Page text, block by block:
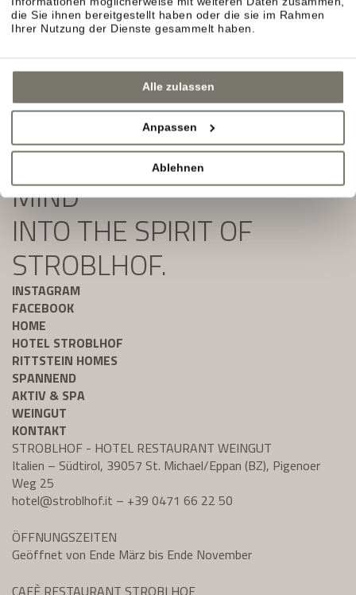
die Sie ihnen bereitgestellt haben oder die sie im Rahmen
Ihrer Nutzung der Dienste gesammelt haben.
Alle zulassen
Anpassen
Ablehnen
SLIP YOUR BODY AND
MIND
INTO THE SPIRIT OF
STROBLHOF.
INSTAGRAM
FACEBOOK
HOME
HOTEL STROBLHOF
RITTSTEIN HOMES
SPANNEND
AKTIV & SPA
WEINGUT
KONTAKT
STROBLHOF - HOTEL RESTAURANT WEINGUT
Italien – Südtirol, 39057 St. Michael/Eppan (BZ), Pigenoer
Weg 25
hotel@stroblhof.it – +39 0471 66 22 50
ÖFFNUNGSZEITEN
Geöffnet von Ende März bis Ende November